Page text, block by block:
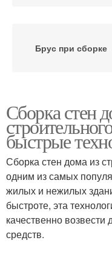
Брус при сборке
Клееный брус
Брус перед
Сборка стен
быстрые
Сборка стен дома из
одним из самых
жилых и нежилых
быстроте, эта
качественно
средств.